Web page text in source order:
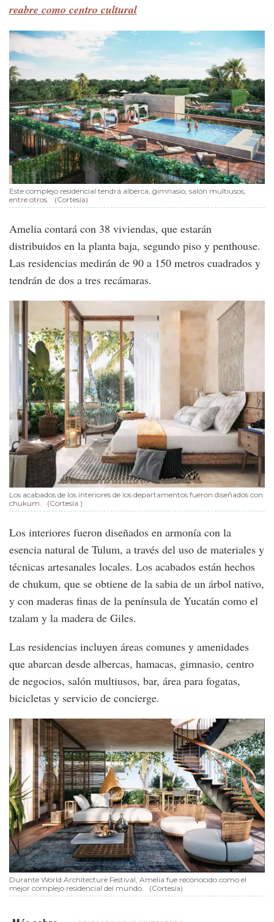
reabre como centro cultural
Este complejo residencial tendrá alberca, gimnasio, salón multiusos,
entre otros.
(Cortesía)
Amelia contará con 38 viviendas, que estarán
distribuidos en la planta baja, segundo piso y penthouse.
Las residencias medirán de 90 a 150 metros cuadrados y
tendrán de dos a tres recámaras.
Los acabados de los interiores de los departamentos fueron diseñados con
chukum.
(Cortesía )
Los interiores fueron diseñados en armonía con la
esencia natural de Tulum, a través del uso de materiales y
técnicas artesanales locales. Los acabados están hechos
de chukum, que se obtiene de la sabia de un árbol nativo,
y con maderas finas de la península de Yucatán como el
tzalam y la madera de Giles.
Las residencias incluyen áreas comunes y amenidades
que abarcan desde albercas, hamacas, gimnasio, centro
de negocios, salón multiusos, bar, área para fogatas,
bicicletas y servicio de concierge.
Durante World Architecture Festival, Amelia fue reconocido como el
mejor complejo residencial del mundo.
(Cortesía)